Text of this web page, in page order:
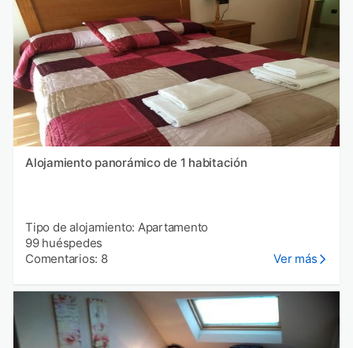
Alojamiento panorámico de 1 habitación
Tipo de alojamiento: Apartamento
99 huéspedes
Comentarios: 8
Ver más